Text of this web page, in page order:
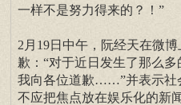
一样不是努力得来的？！”
2月19日中午，阮经天在微
歉：“对于近日发生了那么
我向各位道歉……”并表示社
不应把焦点放在娱乐化的新闻